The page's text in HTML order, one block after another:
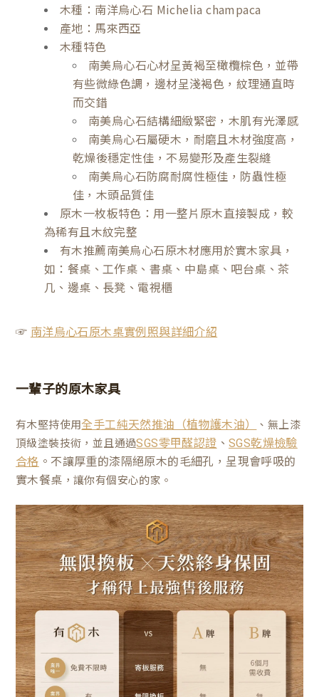
木種：南洋烏心石 Michelia champaca
產地：馬來西亞
木種特色
南美烏心石心材呈黃褐至橄欖棕色，並帶
有些微綠色調，邊材呈淺褐色，紋理通直時
而交錯
南美烏心石結構細緻緊密，木肌有光澤感
南美烏心石屬硬木，耐磨且木材強度高，
乾燥後穩定性佳，不易變形及產生裂縫
南美烏心石防腐耐腐性極佳，防蟲性極
佳，木頭品質佳
原木一枚板特色：用一整片原木直接製成，較
為稀有且木紋完整
有木推薦南美烏心石原木材應用於實木家具，
如：餐桌、工作桌、書桌、中島桌、吧台桌、茶
几、邊桌、長凳、電視櫃
☞ 南洋烏心石原木桌實例照與詳細介紹
一輩子的原木家具
有木堅持使用全手工純天然推油（植物護木油）
、無上漆
頂級塗裝技術，並且通過SGS零甲醛認證 、SGS乾燥檢驗
合格 。不讓厚重的漆隔絕原木的毛細孔，呈現會呼吸的
實木餐桌 ，讓你有個安心的家。